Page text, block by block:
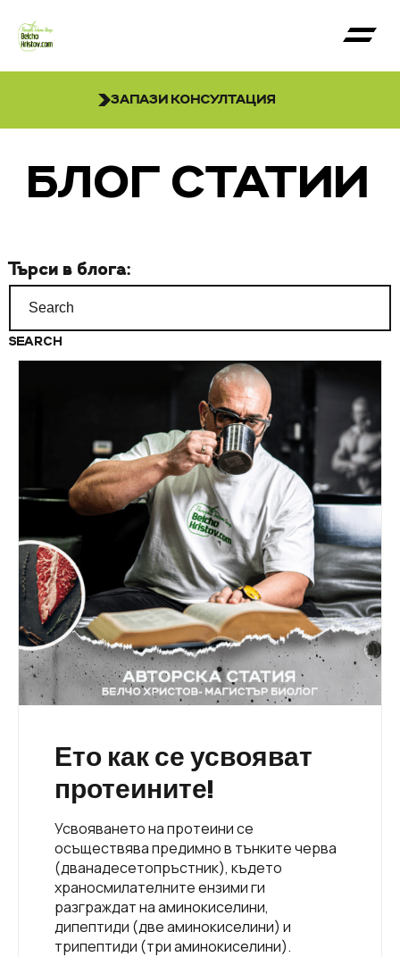
ЗАПАЗИ КОНСУЛТАЦИЯ
БЛОГ СТАТИИ
Търси в блога:
for:
Ето как се усвояват
протеините!
Усвояването на протеини се
осъществява предимно в тънките черва
(дванадесетопръстник), където
храносмилателните ензими ги
разграждат на аминокиселини,
дипептиди (две аминокиселини) и
трипептиди (три аминокиселини).